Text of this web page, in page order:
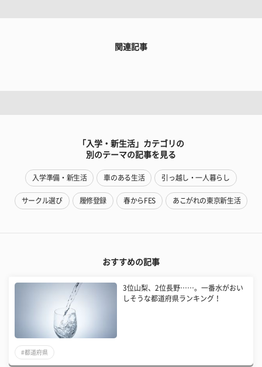
関連記事
「入学・新生活」カテゴリの
別のテーマの記事を見る
入学準備・新生活 車のある生活 引っ越し・一人暮らし
サークル選び 履修登録 春からFES あこがれの東京新生活
おすすめの記事
3位山梨、2位長野……。一番水がおい
しそうな都道府県ランキング！
#都道府県